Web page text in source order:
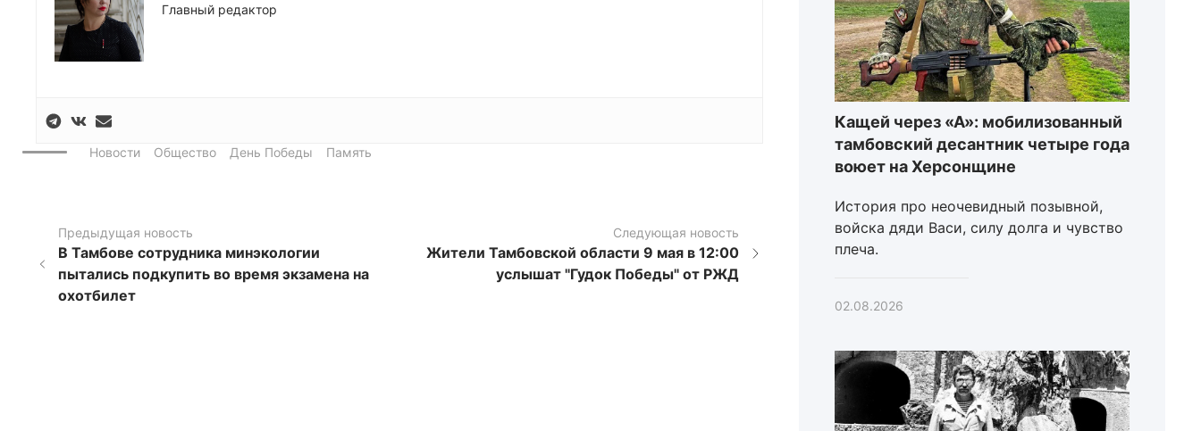
Главный редактор
Новости Общество День Победы Память
Предыдущая новость
В Тамбове сотрудника минэкологии
пытались подкупить во время экзамена на
охотбилет
Следующая новость
Жители Тамбовской области 9 мая в 12:00
услышат "Гудок Победы" от РЖД
Кащей через «А»: мобилизованный
тамбовский десантник четыре года
воюет на Херсонщине
История про неочевидный позывной,
войска дяди Васи, силу долга и чувство
плеча.
02.08.2026